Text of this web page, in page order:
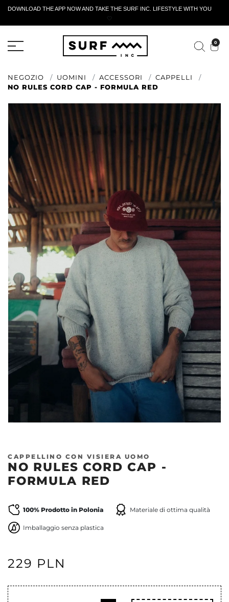
DOWNLOAD THE APP NOW AND TAKE THE SURF INC. LIFESTYLE WITH YOU
🤍
0
NEGOZIO UOMINI ACCESSORI
CAPPELLI
NO RULES CORD CAP - FORMULA RED
CAPPELLINO CON VISIERA UOMO
NO RULES CORD CAP -
FORMULA RED
100% Prodotto in Polonia Materiale di ottima qualità
Imballaggio senza plastica
229 PLN
MODULO DI RESTITUZIONE ATTIVO